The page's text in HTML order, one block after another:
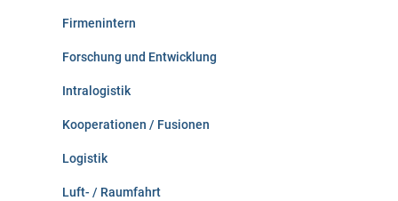
Firmenintern
Forschung und Entwicklung
Intralogistik
Kooperationen / Fusionen
Logistik
Luft- / Raumfahrt